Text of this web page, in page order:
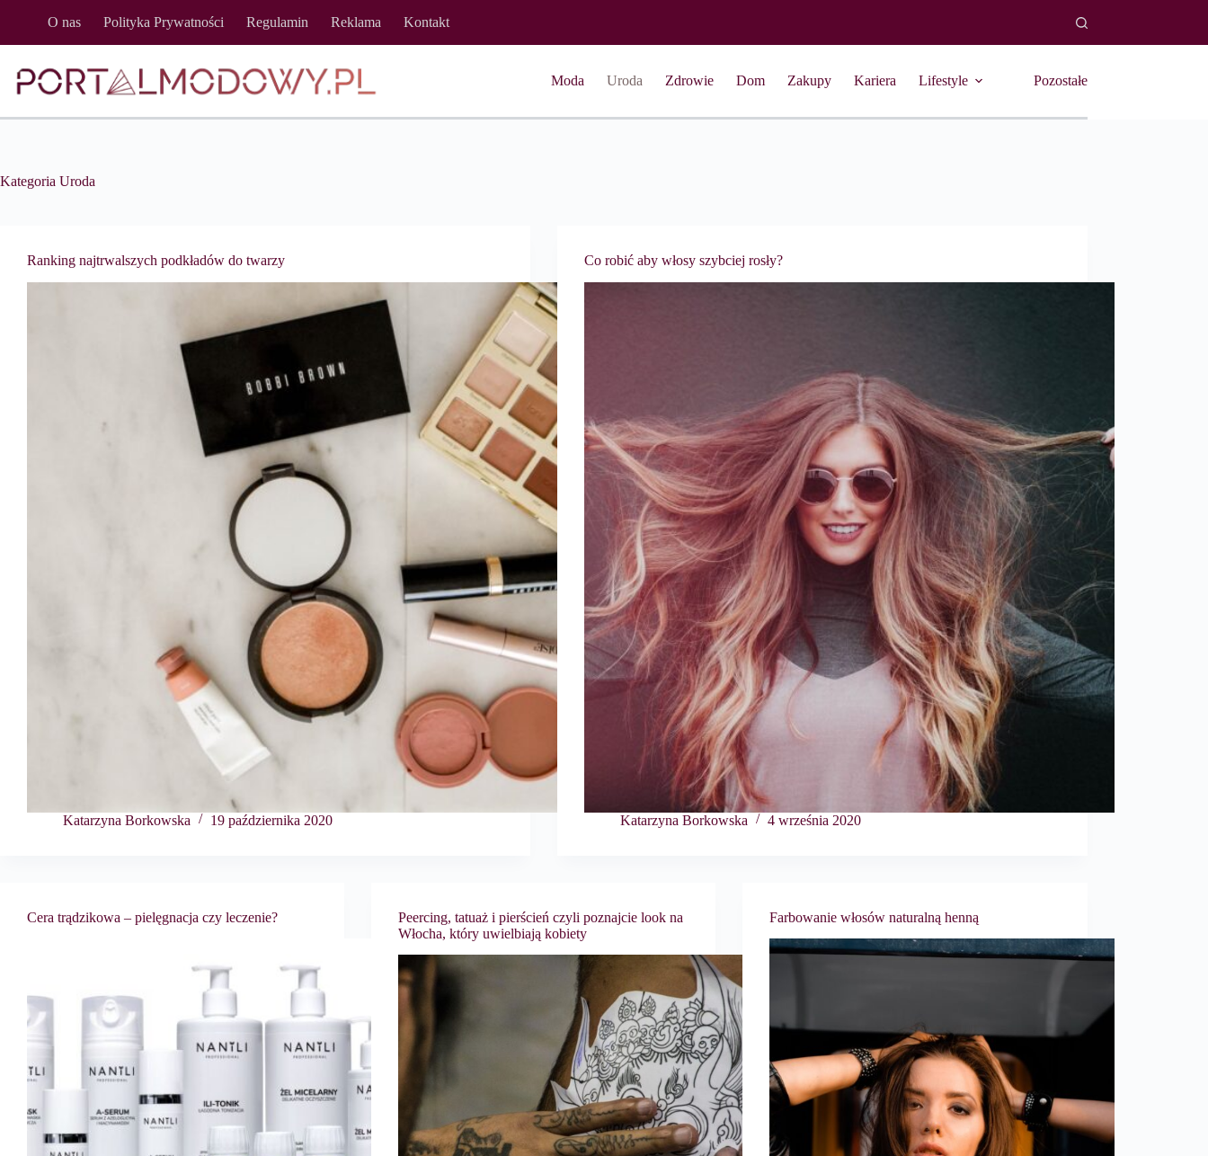
O nas Polityka Prywatności Regulamin Reklama Kontakt
Moda Uroda Zdrowie Dom Zakupy Kariera Lifestyle Pozostałe
Kategoria Uroda
Ranking najtrwalszych podkładów do twarzy
Katarzyna Borkowska 19 października 2020
Co robić aby włosy szybciej rosły?
Katarzyna Borkowska 4 września 2020
Cera trądzikowa – pielęgnacja czy leczenie?
Peercing, tatuaż i pierścień czyli poznajcie look na
Włocha, który uwielbiają kobiety
Farbowanie włosów naturalną henną